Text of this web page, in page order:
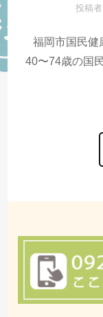
投稿
福岡市国民健
40〜74歳の国
ー
ン